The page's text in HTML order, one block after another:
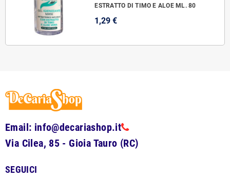
ESTRATTO DI TIMO E ALOE ML. 80
1,29 €
Email: info@decariashop.it
Via Cilea, 85 - Gioia Tauro (RC)
SEGUICI